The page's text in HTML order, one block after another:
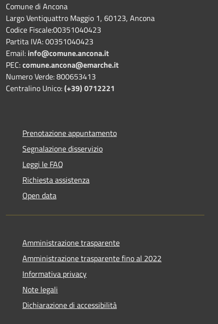
Comune di Ancona
Largo Ventiquattro Maggio 1, 60123, Ancona
Codice Fiscale:00351040423
Partita IVA: 00351040423
Email: info@comune.ancona.it
PEC:comune.ancona@emarche.it
Numero Verde: 800653413
Centralino Unico:(+39) 0712221
Prenotazione appuntamento
Segnalazione disservizio
Leggi le FAQ
Richiesta assistenza
Open data
Amministrazione trasparente
Amministrazione trasparente fino al 2022
Informativa privacy
Note legali
Dichiarazione di accessibilità